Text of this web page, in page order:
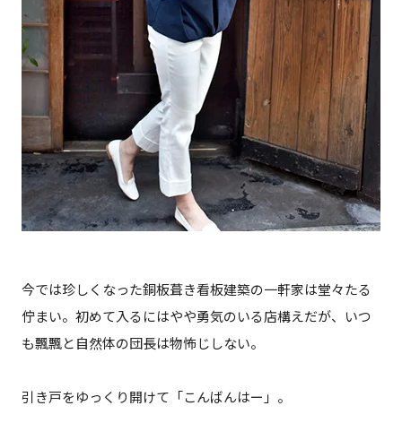
今では珍しくなった銅板葺き看板建築の一軒家は堂々たる
佇まい。初めて入るにはやや勇気のいる店構えだが、いつ
も飄飄と自然体の団長は物怖じしない。
引き戸をゆっくり開けて「こんばんはー」。